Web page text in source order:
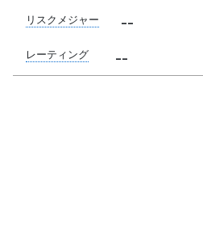
リスクメジャー --
レーティング --